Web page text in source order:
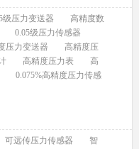
级压力变送器
高精度数
0.05级压力传感器
压力变送器
高精度压
高精度压力表
高
0.075%高精度压力传感
可远传压力传感器
智